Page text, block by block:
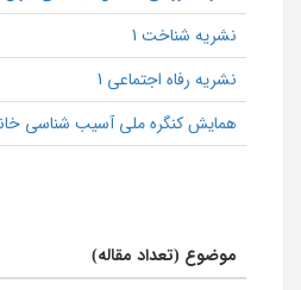
نشریه شناخت 1
نشریه رفاه اجتماعی 1
همایش کنگره ملی آسیب شناسی
موضوع (تعداد مقاله)